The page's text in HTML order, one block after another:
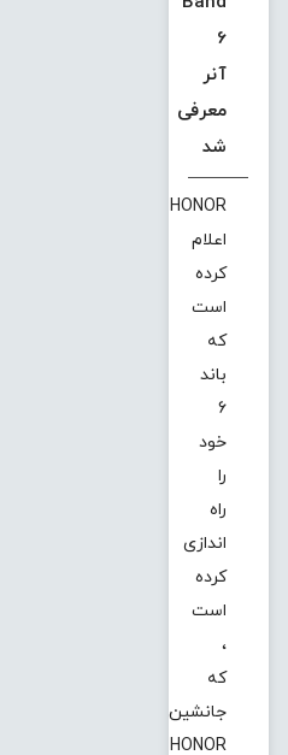
6
آنر
معرفی
شد
HONOR
اعلام
کرده
است
که
باند
6
خود
را
راه
اندازی
کرده
است
،
که
جانشین
HONOR